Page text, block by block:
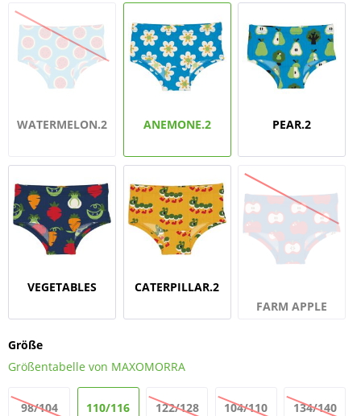
WATERMELON.2 ANEMONE.2 PEAR.2
VEGETABLES
CATERPILLAR.2
FARM APPLE
Größe
Größentabelle von MAXOMORRA
98/104 110/116 122/128 104/110 134/140